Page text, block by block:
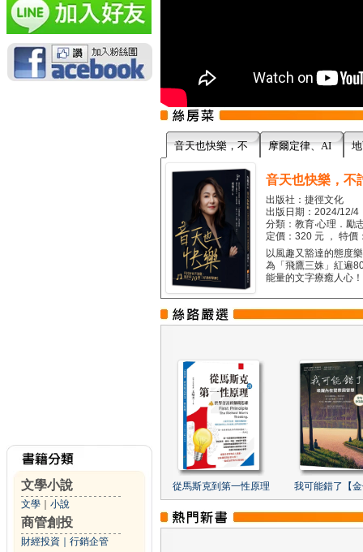
文學小說
文學 小說
商管創投
財經投資 行銷企管
音天也快樂，不 摩爾定律、AI
音天也快樂，不
出版社：捷徑文化
出版日期：2024/12/4
分類：教育‧心理．勵
定價：320 元 ， 特價
以風趣又豁達的態度
為「飛鷹三姝」紅遍
能量的文字療癒人心
從馬斯克到第一性原理 我可能錯了【